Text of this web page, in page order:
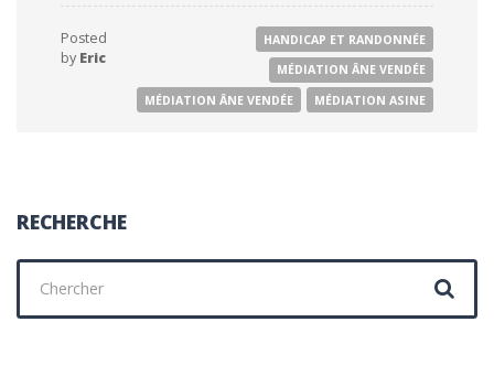
LES
BEAUSÉJOUR
DE
Posted
by Eric
HANDICAP ET RANDONNÉE
MÉDIATION ÂNE VENDÉE
MÉDIATION ÂNE VENDÉE
MÉDIATION ASINE
RECHERCHE